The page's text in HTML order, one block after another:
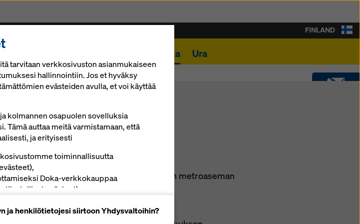
Ajankohtaista Ura
FINLAND
muovaaminen – Doka Nackan uuden metroaseman
tarvitaan verkkosivuston asianmukaiseen
hallinnointiin. Jos et hyväksy
evästeiden avulla, et voi käyttää
kolmannen osapuolen sovelluksia
Tämä auttaa meitä varmistamaan, että
ja erityisesti
toiminnallisuutta
Doka-verkkokauppaa
tilastolliset evästeet),
ja henkilötietojesi siirtoon Yhdysvaltoihin?